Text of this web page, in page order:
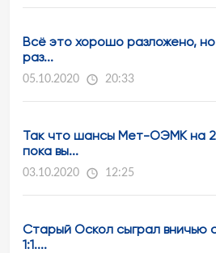
Всё это хорошо разложено,
раз...
05.10.2020 20:33
Так что шансы Мет-ОЭМК на 2
пока вы...
03.10.2020 12:25
Старый Оскол сыграл вничью
1:1....